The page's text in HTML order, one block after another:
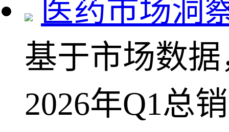
医药市场洞
基于市场数
2026年Q1总